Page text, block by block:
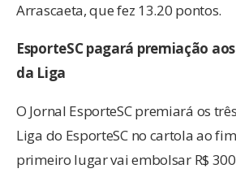
Arrascaeta, que fez 13.20 pontos.
EsporteSC pagará premiação
da Liga
O Jornal EsporteSC premiará os
Liga do EsporteSC no cartola ao
primeiro lugar vai embolsar R$